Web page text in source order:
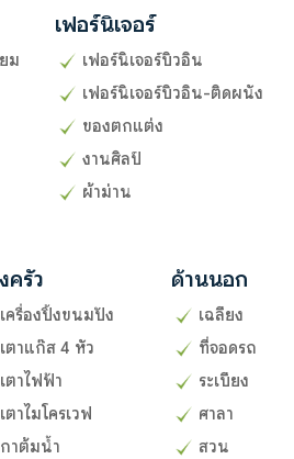
ม
เฟอร์นิเจอร์
เฟอร์นิเจอร์บิวอิน
เฟอร์นิเจอร์บิวอิน-ติดผนัง
ของตกแต่ง
งานศิลป์
ผ้าม่าน
ครัว
เครื่องปิ้งขนมปัง
เตาแก๊ส 4 หัว
เตาไฟฟ้า
เตาไมโครเวฟ
กาต้มน้ำ
ด้านนอก
เฉลียง
ที่จอดรถ
ระเบียง
ศาลา
สวน